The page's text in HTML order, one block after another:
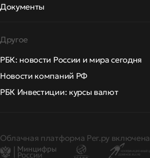
Документы
Другое
РБК: новости России и мира сегодня
Новости компаний РФ
РБК Инвестиции: курсы валют
Облачная платформа Рег.ру